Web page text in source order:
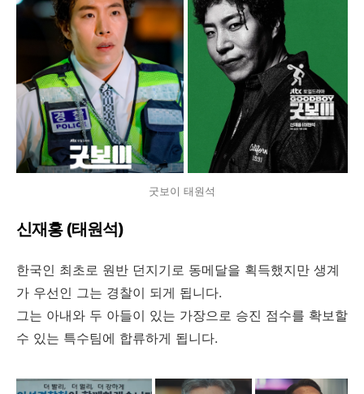
굿보이 태원석
신재홍 (태원석)
한국인 최초로 원반 던지기로 동메달을 획득했지만 생계
가 우선인 그는 경찰이 되게 됩니다.
그는 아내와 두 아들이 있는 가장으로 승진 점수를 확보할
수 있는 특수팀에 합류하게 됩니다.